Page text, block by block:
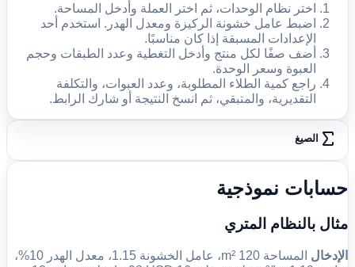
اختر نظام الوحدات، ثم اختر العملة وأدخل المساحة.
اضبط عامل خشونة الركيزة ومعدل الهدر. استخدم أحد
الإعدادات المسبقة إذا كان مناسبًا.
أضف صفًا لكل منتج وأدخل التغطية وعدد الطبقات وحجم
العبوة وسعر الوحدة.
راجع كمية الطلاء المطلوبة، وعدد العبوات، والتكلفة
التقديرية، والمتبقي، ثم انسخ النتيجة أو شارك الرابط.
الصيغ
حسابات نموذجية
مثال بالنظام المتري
الإدخال
المساحة 120 m²، عامل الخشونة 1.15، معدل الهدر 10%،